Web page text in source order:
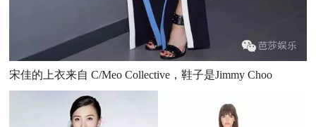
宋佳的上衣来自 C/Meo Collective，鞋子是Jimmy Choo